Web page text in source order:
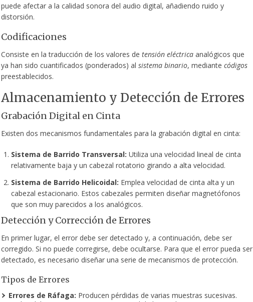
puede afectar a la calidad sonora del audio digital, añadiendo ruido y
distorsión.
Codificaciones
Consiste en la traducción de los valores de tensión eléctricaanalógicos que
ya han sido cuantificados (ponderados) al sistema binario, mediante códigos
preestablecidos.
Almacenamiento y Detección de Errores
Grabación Digital en Cinta
Existen dos mecanismos fundamentales para la grabación digital en cinta:
Sistema de Barrido Transversal: Utiliza una velocidad lineal de cinta
relativamente baja y un cabezal rotatorio girando a alta velocidad.
Sistema de Barrido Helicoidal: Emplea velocidad de cinta alta y un
cabezal estacionario. Estos cabezales permiten diseñar magnetófonos
que son muy parecidos a los analógicos.
Detección y Corrección de Errores
En primer lugar, el error debe ser detectado y, a continuación, debe ser
corregido. Si no puede corregirse, debe ocultarse. Para que el error pueda ser
detectado, es necesario diseñar una serie de mecanismos de protección.
Tipos de Errores
Errores de Ráfaga: Producen pérdidas de varias muestras sucesivas.